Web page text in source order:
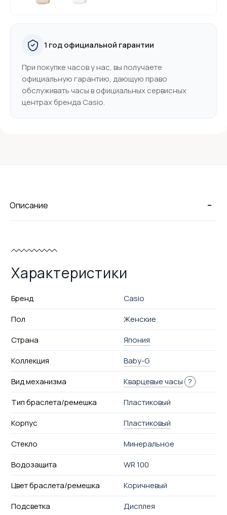
1 год официальной гарантии
При покупке часов у нас, вы получаете
официальную гарантию, дающую право
обслуживать часы в официальных сервисных
центрах бренда Casio.
-
Описание
Характеристики
Бренд
Casio
Пол
Женские
Страна
Япония
Коллекция
Baby-G
Вид механизма
Кварцевые часы ?
Тип браслета/ремешка
Пластиковый
Корпус
Пластиковый
Стекло
Минеральное
Водозащита
WR 100
Цвет браслета/ремешка
Коричневый
Подсветка
Дисплея